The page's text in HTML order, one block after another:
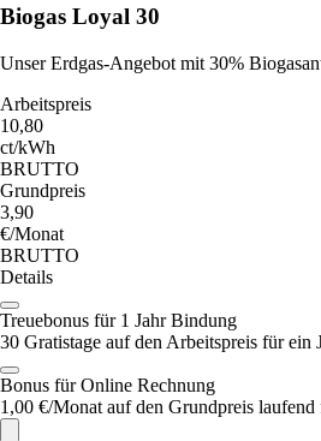
Biogas Loyal 30
Unser Erdgas-Angebot mit 30%
Arbeitspreis
10,80
ct/kWh
BRUTTO
Grundpreis
3,90
€/Monat
BRUTTO
Details
Treuebonus für 1 Jahr Bindung
30 Gratistage auf den Arbeitspreis für ein
Bonus für Online Rechnung
1,00 €/Monat auf den Grundpreis